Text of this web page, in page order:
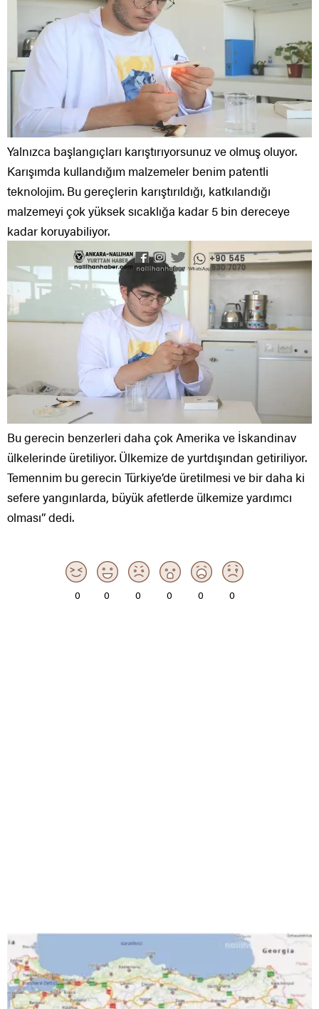
Yalnızca başlangıçları karıştırıyorsunuz ve olmuş oluyor.
Karışımda kullandığım malzemeler benim patentli
teknolojim. Bu gereçlerin karıştırıldığı, katkılandığı
malzemeyi çok yüksek sıcaklığa kadar 5 bin dereceye
kadar koruyabiliyor.
Bu gerecin benzerleri daha çok Amerika ve İskandinav
ülkelerinde üretiliyor. Ülkemize de yurtdışından getiriliyor.
Temennim bu gerecin Türkiye’de üretilmesi ve bir daha ki
sefere yangınlarda, büyük afetlerde ülkemize yardımcı
olması” dedi.
0 0 0 0 0 0